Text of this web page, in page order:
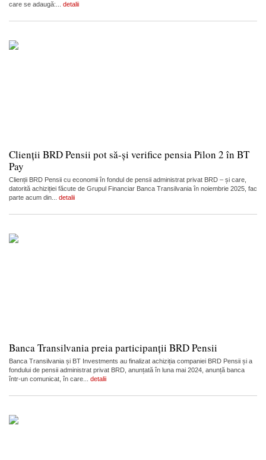
care se adaugă:... detalii
Clienții BRD Pensii pot să-și verifice pensia Pilon 2 în BT
Pay
Clienții BRD Pensii cu economii în fondul de pensii administrat privat BRD – și care,
datorită achiziției făcute de Grupul Financiar Banca Transilvania în noiembrie 2025, fac
parte acum din... detalii
Banca Transilvania preia participanții BRD Pensii
Banca Transilvania și BT Investments au finalizat achiziția companiei BRD Pensii și a
fondului de pensii administrat privat BRD, anunțată în luna mai 2024, anunță banca
într-un comunicat, în care... detalii